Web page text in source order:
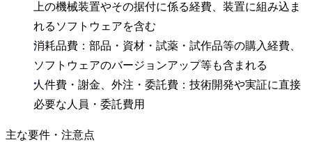
上の機械装置やその据付に係る経費、装置に組み込ま
れるソフトウェアを含む
消耗品費：部品・資材・試薬・試作品等の購入経費、
ソフトウェアのバージョンアップ等も含まれる
人件費・謝金、外注・委託費：技術開発や実証に直接
必要な人員・委託費用
主な要件・注意点